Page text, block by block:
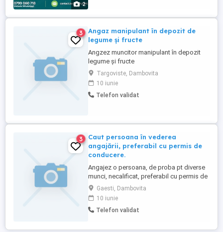
2
3
Angaz manipulant în depozit de
legume și fructe
Angzez muncitor manipulant în depozit
legume și fructe
Targoviste, Dambovita
10 iunie
Telefon validat
3
Caut persoana în vederea
angajării, preferabil cu permis de
conducere.
Angajez o persoana, de proba pt diverse
munci, necalificat, preferabil cu permis de
conducere, cu chef de munca. În perioada
de proba salariu minim pe economie.
Beneficiile vor fi în funcție de muncă
depusa. Caut o persoana decenta,
programului. Program variat în ...
Gaesti, Dambovita
10 iunie
Telefon validat